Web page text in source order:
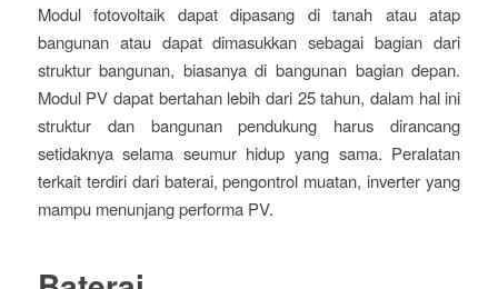
Modul fotovoltaik dapat dipasang di tanah atau atap
bangunan atau dapat dimasukkan sebagai bagian dari
struktur bangunan, biasanya di bangunan bagian depan.
Modul PV dapat bertahan lebih dari 25 tahun, dalam hal ini
struktur dan bangunan pendukung harus dirancang
setidaknya selama seumur hidup yang sama. Peralatan
terkait terdiri dari baterai, pengontrol muatan, inverter yang
mampu menunjang performa PV.